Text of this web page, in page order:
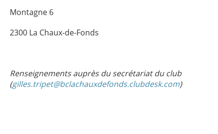
Montagne 6
2300 La Chaux-de-Fonds
Renseignements auprès du secrétariat du club
(gilles.tripet@bclachauxdefonds.clubdesk.com)